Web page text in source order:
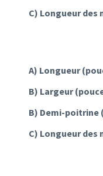
C) Longueur des
A) Longueur
B) Largeur
B) Demi-poitrine
C) Longueur des